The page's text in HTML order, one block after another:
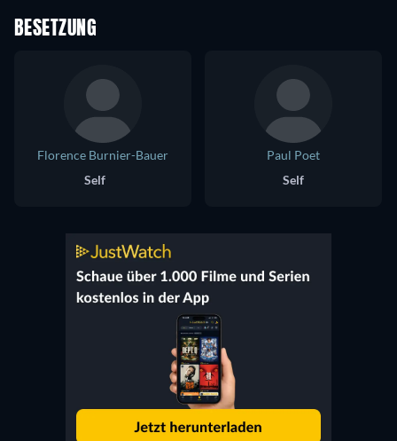
BESETZUNG
Florence Burnier-Bauer
Self
Paul Poet
Self